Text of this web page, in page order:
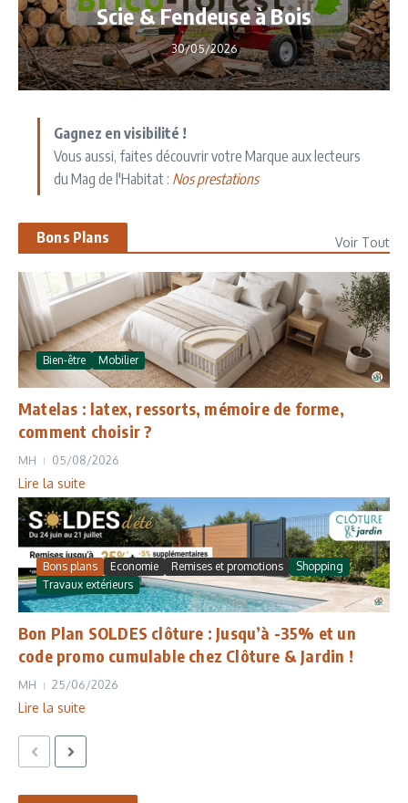
Scie & Fendeuse à Bois
30/05/2026
Gagnez en visibilité !
Vous aussi, faites découvrir votre Marque aux lecteurs
du Mag de l'Habitat : Nos prestations
Bons Plans Voir Tout
Bien-être Mobilier
Matelas : latex, ressorts, mémoire de forme,
comment choisir ?
MH 05/08/2026
Lire la suite
Bons plans Economie Remises et promotions
Shopping
Travaux extérieurs
Bon Plan SOLDES clôture : Jusqu’à -35% et un
code promo cumulable chez Clôture & Jardin !
MH 25/06/2026
Lire la suite